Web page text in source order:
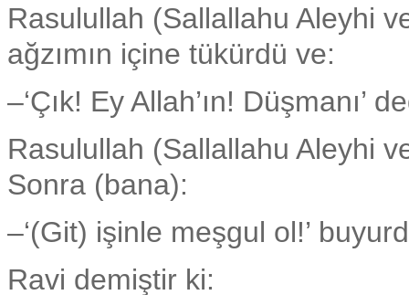
Rasulullah (Sallallahu Aleyhi
ağzımın içine tükürdü ve:
–‘Çık! Ey Allah’ın! Düşmanı’
Rasulullah (Sallallahu Aleyhi
Sonra (bana):
–‘(Git) işinle meşgul ol!’
Ravi demiştir ki: